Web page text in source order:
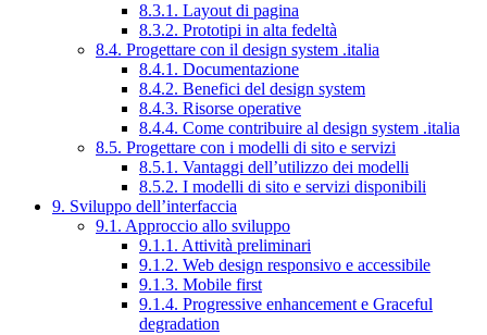
8.3.1. Layout di pagina
8.3.2. Prototipi in alta fedeltà
8.4. Progettare con il design system .italia
8.4.1. Documentazione
8.4.2. Benefici del design system
8.4.3. Risorse operative
8.4.4. Come contribuire al design system .italia
8.5. Progettare con i modelli di sito e servizi
8.5.1. Vantaggi dell’utilizzo dei modelli
8.5.2. I modelli di sito e servizi disponibili
9. Sviluppo dell’interfaccia
9.1. Approccio allo sviluppo
9.1.1. Attività preliminari
9.1.2. Web design responsivo e accessibile
9.1.3. Mobile first
9.1.4. Progressive enhancement e Graceful
degradation